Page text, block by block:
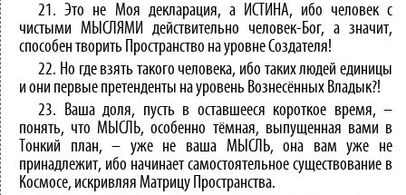
21. Это не Моя декларация, а ИСТИНА, ибо человек с
чистыми МЫСЛЯМИ действительно человек-Бог, а значит,
способен творить Пространство на уровне Создателя!
22. Но где взять такого человека, ибо таких людей единицы
и они первые претенденты на уровень Вознесённых Владык?!
23. Ваша доля, пусть в оставшееся короткое время, –
понять, что МЫСЛЬ, особенно тёмная, выпущенная вами в
Тонкий план, – уже не ваша МЫСЛЬ, она вам уже не
принадлежит, ибо начинает самостоятельное существование в
Космосе, искривляя Матрицу Пространства.